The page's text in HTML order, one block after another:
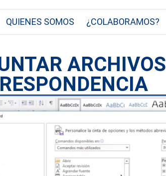
QUIENES SOMOS ¿COLABORAMOS?
ARCHIVOS